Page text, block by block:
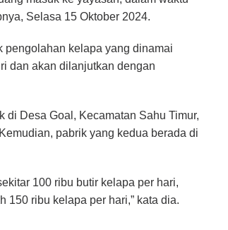
Selasa 15 Oktober 2024.
pengolahan kelapa yang dinamai
dan akan dilanjutkan dengan
di Desa Goal, Kecamatan Sahu Timur,
pabrik yang kedua berada di
100 ribu butir kelapa per hari,
150 ribu kelapa per hari,” kata dia.